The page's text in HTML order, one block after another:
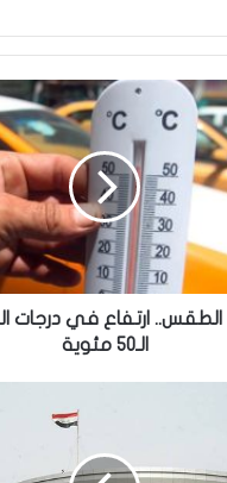
الطقس.. ارتفاع في درجات
الـ50 مئوية